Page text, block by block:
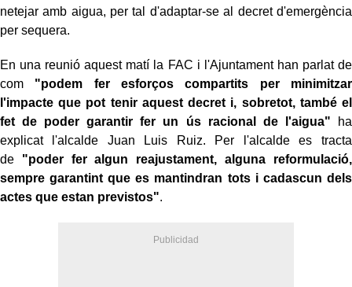
netejar amb aigua, per tal d'adaptar-se al decret d'emergència
per sequera.
En una reunió aquest matí la FAC i l'Ajuntament han parlat de
com "podem fer esforços compartits per minimitzar
l'impacte que pot tenir aquest decret i, sobretot, també el
fet de poder garantir fer un ús racional de l'aigua" ha
explicat l'alcalde Juan Luis Ruiz. Per l'alcalde es tracta
de "poder fer algun reajustament, alguna reformulació,
sempre garantint que es mantindran tots i cadascun dels
actes que estan previstos".